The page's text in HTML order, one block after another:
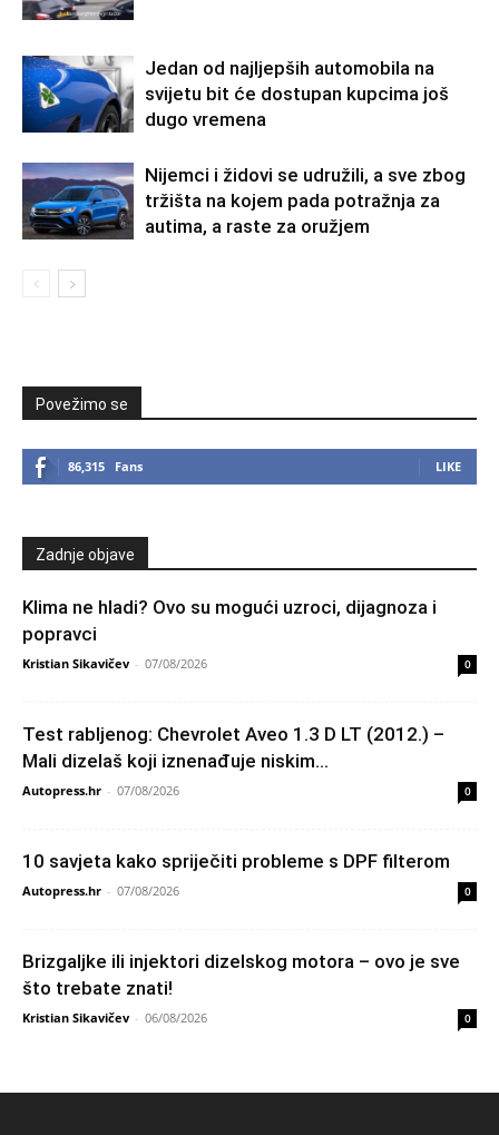
Jedan od najljepših automobila na
svijetu bit će dostupan kupcima još
dugo vremena
Nijemci i židovi se udružili, a sve zbog
tržišta na kojem pada potražnja za
autima, a raste za oružjem
Povežimo se
86,315 Fans LIKE
Zadnje objave
Klima ne hladi? Ovo su mogući uzroci, dijagnoza i
popravci
Kristian Sikavičev - 07/08/2026 0
Test rabljenog: Chevrolet Aveo 1.3 D LT (2012.) –
Mali dizelaš koji iznenađuje niskim...
Autopress.hr - 07/08/2026 0
10 savjeta kako spriječiti probleme s DPF filterom
Autopress.hr - 07/08/2026 0
Brizgaljke ili injektori dizelskog motora – ovo je sve
što trebate znati!
Kristian Sikavičev - 06/08/2026 0